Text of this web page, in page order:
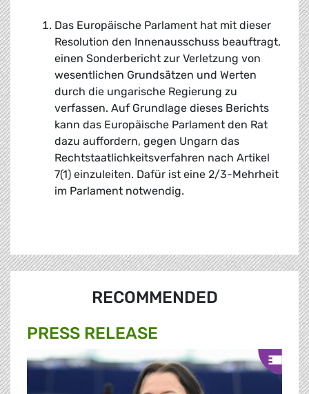
Das Europäische Parlament hat mit dieser
Resolution den Innenausschuss beauftragt,
einen Sonderbericht zur Verletzung von
wesentlichen Grundsätzen und Werten
durch die ungarische Regierung zu
verfassen. Auf Grundlage dieses Berichts
kann das Europäische Parlament den Rat
dazu auffordern, gegen Ungarn das
Rechtstaatlichkeitsverfahren nach Artikel
7(1) einzuleiten. Dafür ist eine 2/3-Mehrheit
im Parlament notwendig.
RECOMMENDED
PRESS RELEASE